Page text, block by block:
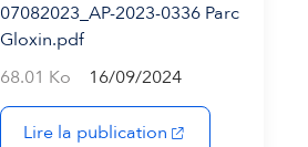
07082023_AP-2023-0336 Parc
Gloxin.pdf
68.01 Ko
16/09/2024
Lire la publication (s'ouvre dans